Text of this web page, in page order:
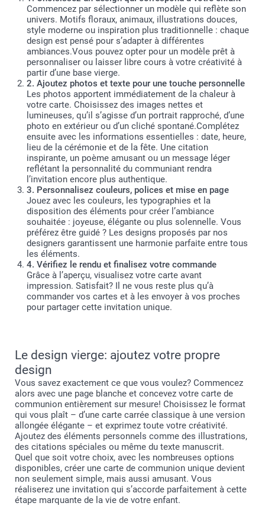
Commencez par sélectionner un modèle qui reflète son
univers. Motifs floraux, animaux, illustrations douces,
style moderne ou inspiration plus traditionnelle : chaque
design est pensé pour s’adapter à différentes
ambiances.Vous pouvez opter pour un modèle prêt à
personnaliser ou laisser libre cours à votre créativité à
partir d’une base vierge.
2. Ajoutez photos et texte pour une touche personnelle
Les photos apportent immédiatement de la chaleur à
votre carte. Choisissez des images nettes et
lumineuses, qu’il s’agisse d’un portrait rapproché, d’une
photo en extérieur ou d’un cliché spontané.Complétez
ensuite avec les informations essentielles : date, heure,
lieu de la cérémonie et de la fête. Une citation
inspirante, un poème amusant ou un message léger
reflétant la personnalité du communiant rendra
l’invitation encore plus authentique.
3. Personnalisez couleurs, polices et mise en page
Jouez avec les couleurs, les typographies et la
disposition des éléments pour créer l’ambiance
souhaitée : joyeuse, élégante ou plus solennelle. Vous
préférez être guidé ? Les designs proposés par nos
designers garantissent une harmonie parfaite entre tous
les éléments.
4. Vérifiez le rendu et finalisez votre commande
Grâce à l’aperçu, visualisez votre carte avant
impression. Satisfait? Il ne vous reste plus qu’à
commander vos cartes et à les envoyer à vos proches
pour partager cette invitation unique.
Le design vierge: ajoutez votre propre
design
Vous savez exactement ce que vous voulez? Commencez
alors avec une page blanche et concevez votre carte de
communion entièrement sur mesure! Choisissez le format
qui vous plaît – d’une carte carrée classique à une version
allongée élégante – et exprimez toute votre créativité.
Ajoutez des éléments personnels comme des illustrations,
des citations spéciales ou même du texte manuscrit.
Quel que soit votre choix, avec les nombreuses options
disponibles, créer une carte de communion unique devient
non seulement simple, mais aussi amusant. Vous
réaliserez une invitation qui s’accorde parfaitement à cette
étape marquante de la vie de votre enfant.